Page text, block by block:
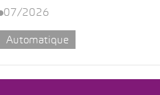
07/2026
Automatique